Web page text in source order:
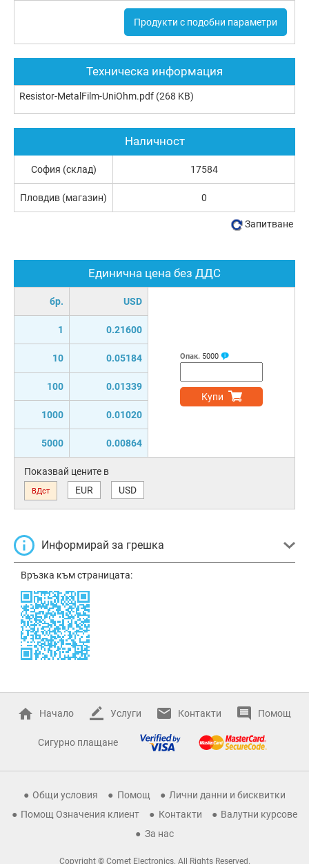
Продукти с подобни параметри
Техническа информация
Resistor-MetalFilm-UniOhm.pdf (268 KB)
Единична цена без ДДС
бр. USD
1 0.21600
10 0.05184
100 0.01339
1000 0.01020
5000 0.00864
Опак. 5000
Купи
Показвай цените в
ВДст EUR USD
Информирай за грешка
Връзка към страницата:
Наличност
София (склад) 17584
Пловдив (магазин) 0
Запитване
Начало Услуги Контакти Помощ
Сигурно плащане
Общи условия Помощ
Лични данни и бисквитки
Помощ Означения клиент
Контакти
Валутни курсове
За нас
Copyright © Comet Electronics. All Rights Reserved.